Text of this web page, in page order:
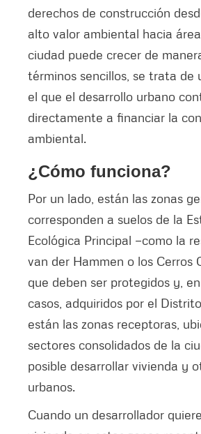
derechos de construcción
alto valor ambiental hacia
ciudad puede crecer de
términos sencillos, se trata de
el que el desarrollo urbano
directamente a financiar la
ambiental.
¿Cómo funciona?
Por un lado, están las zonas
corresponden a suelos de la
Ecológica Principal —como la
van der Hammen o los Cerros
que deben ser protegidos y,
casos, adquiridos por el
están las zonas receptoras,
sectores consolidados de la
posible desarrollar vivienda y
urbanos.
Cuando un desarrollador